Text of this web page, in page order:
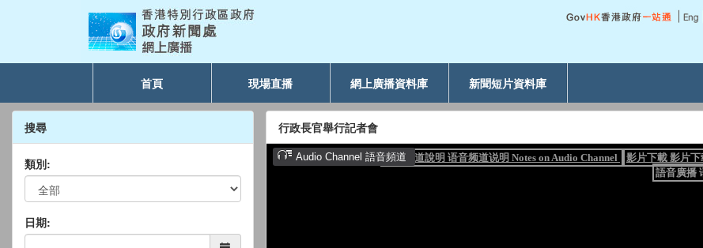
首頁 現場直播 網上廣播資料庫 新聞短片資料庫
搜尋
類別:
日期:
行政長官舉行記者會